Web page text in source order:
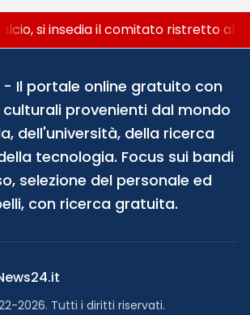
si insedia il comitato ristretto al
- Il portale online gratuito con
provenienti dal mondo
dell'università, della ricerca
tecnologia. Focus sui bandi
selezione del personale ed
con ricerca gratuita.
2026. Tutti i diritti riservati.